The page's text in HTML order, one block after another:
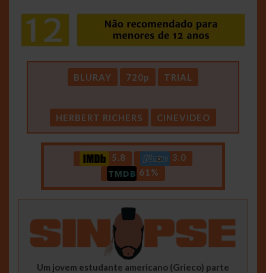
BLURAY 720p TRIAL
HERBERT RICHERS CINEVIDEO
5.8
3.0
61%
Um jovem estudante americano (Grieco) parte